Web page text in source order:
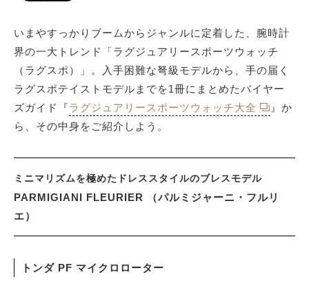
いまやすっかりブームからジャンルに定着した、腕時計
界の一大トレンド「ラグジュアリースポーツウォッチ
（ラグスポ）」。入手困難な弩級モデルから、手の届く
ラグスポテイストモデルまでを1冊にまとめたバイヤー
ズガイド『ラグジュアリースポーツウォッチ大全
』か
ら、その中身をご紹介しよう。
ミニマリズムを極めたドレススタイルのブレスモデル
PARMIGIANI FLEURIER （パルミジャーニ・フルリ
エ）
トンダ PF マイクロローター
COLUMN
MAGAZINE
ABOUT SITE
サイトマップ